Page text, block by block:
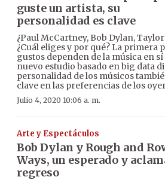
guste un artista, su
personalidad es clave
¿Paul McCartney, Bob Dylan,
¿Cuál eliges y por qué? La primera
gustos dependen de la música en
nuevo estudio basado en big data
personalidad de los músicos
clave en las preferencias de los
Julio 4, 2020 10:06 a. m.
Arte y Espectáculos
Bob Dylan y Rough and
Ways, un esperado y
regreso